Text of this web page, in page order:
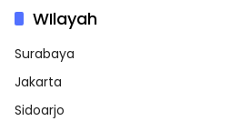
WIlayah
Surabaya
Jakarta
Sidoarjo